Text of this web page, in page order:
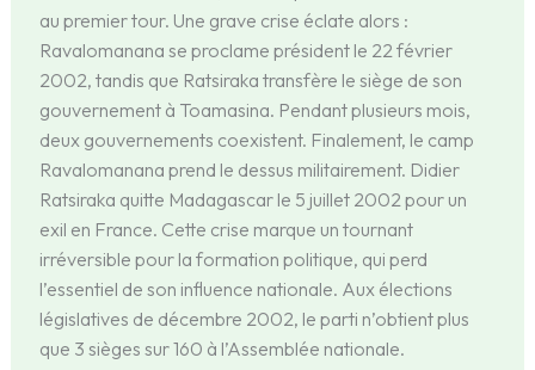
au premier tour. Une grave crise éclate alors :
Ravalomanana se proclame président le 22 février
2002, tandis que Ratsiraka transfère le siège de son
gouvernement à Toamasina. Pendant plusieurs mois,
deux gouvernements coexistent. Finalement, le camp
Ravalomanana prend le dessus militairement. Didier
Ratsiraka quitte Madagascar le 5 juillet 2002 pour un
exil en France. Cette crise marque un tournant
irréversible pour la formation politique, qui perd
l’essentiel de son influence nationale. Aux élections
législatives de décembre 2002, le parti n’obtient plus
que 3 sièges sur 160 à l’Assemblée nationale.